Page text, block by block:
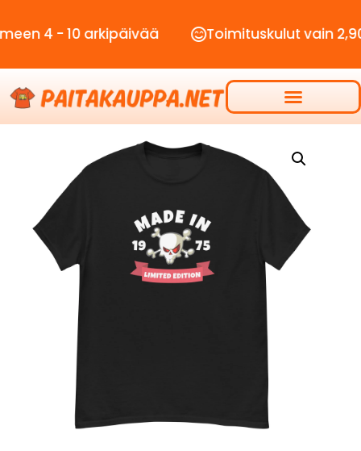
- 10 arkipäivää Toimituskulut vain 2,90€